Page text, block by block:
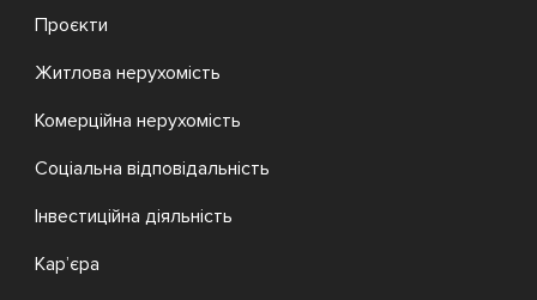
Проєкти
Житлова нерухомість
Комерційна нерухомість
Соціальна відповідальність
Інвестиційна діяльність
Кар’єра